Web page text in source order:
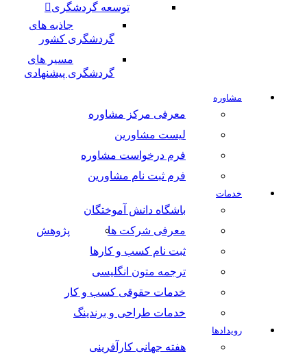
توسعه گردشگری
جاذبه های
گردشگری کشور
مسیر های
گردشگری پیشنهادی
مشاوره
معرفی مرکز مشاوره
لیست مشاورین
فرم درخواست مشاوره
فرم ثبت نام مشاورین
خدمات
باشگاه دانش آموختگان
معرفی شرکت ها
پژوهش
ثبت نام کسب و کارها
ترجمه متون انگلیسی
خدمات حقوقی کسب و کار
خدمات طراحی و برندینگ
رویدادها
هفته جهانی کارآفرینی